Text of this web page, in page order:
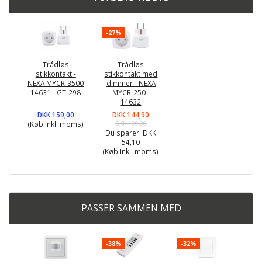
Trådløs
stikkontakt -
NEXA MYCR-3500
14631 - GT-298
DKK 159,00
(Køb Inkl. moms)
-27%
Trådløs
stikkontakt med
dimmer - NEXA
MYCR-250 -
14632
DKK 144,90
DKK 199,00
Du sparer: DKK
54,10
(Køb Inkl. moms)
PASSER SAMMEN MED
-38% -32%